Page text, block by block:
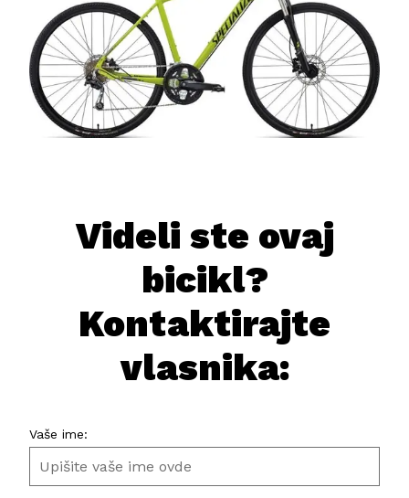
Videli ste ovaj
bicikl?
Kontaktirajte
vlasnika:
Vaše ime: